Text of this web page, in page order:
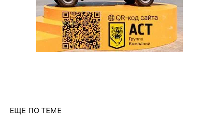
ЕЩЕ ПО ТЕМЕ